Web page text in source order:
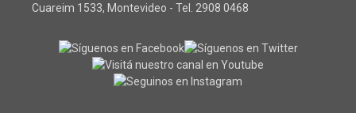
Cuareim 1533, Montevideo - Tel. 2908 0468